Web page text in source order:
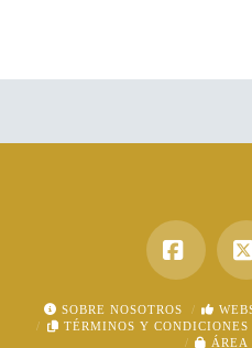
SOBRE NOSOTROS
TÉRMINOS Y CONDICIONES
ÁREA